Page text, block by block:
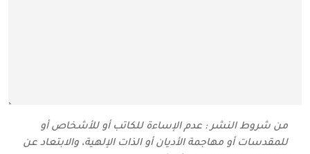
من شروط النشر : عدم الإساءة للكاتب أو للأشخاص أو
للمقدسات أو مهاجمة الأديان أو الذات الإلهية، والابتعاد عن